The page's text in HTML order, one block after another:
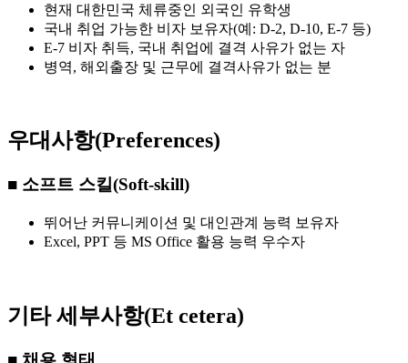
현재 대한민국 체류중인 외국인 유학생
국내 취업 가능한 비자 보유자(예: D-2, D-10, E-7 등)
E-7 비자 취득, 국내 취업에 결격 사유가 없는 자
병역, 해외출장 및 근무에 결격사유가 없는 분
우대사항(Preferences)
■ 소프트 스킬(Soft-skill)
뛰어난 커뮤니케이션 및 대인관계 능력 보유자
Excel, PPT 등 MS Office 활용 능력 우수자
기타 세부사항(Et cetera)